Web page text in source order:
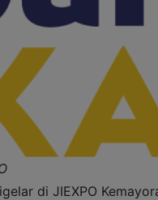
di JIEXPO